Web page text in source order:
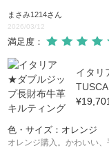
まさみ1214さん
2026/03/12
満足度：
イタリ
¥19,701
色・サイズ：オレンジ
オレンジ購入。かわいい